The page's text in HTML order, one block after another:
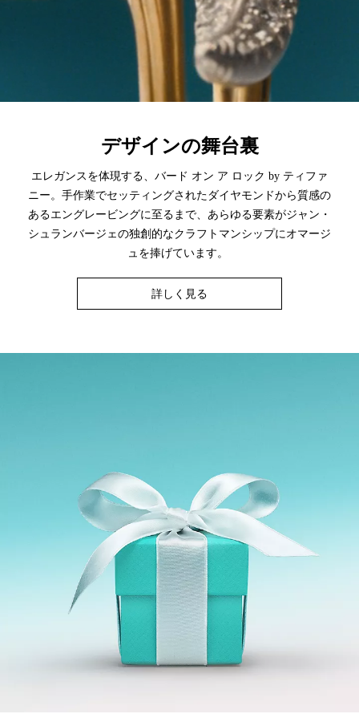
デザインの舞台裏
エレガンスを体現する、バード オン ア ロック by ティファ
ニー。手作業でセッティングされたダイヤモンドから質感の
あるエングレービングに至るまで、あらゆる要素がジャン・
シュランバージェの独創的なクラフトマンシップにオマージ
ュを捧げています。
詳しく見る